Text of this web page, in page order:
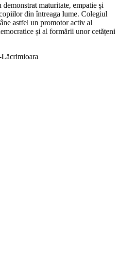
maturitate, empatie și
din întreaga lume. Colegiul
astfel un promotor activ al
și al formării unor cetățeni